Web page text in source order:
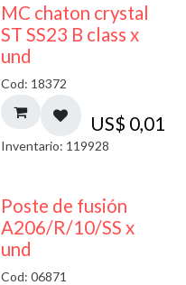
MC chaton crystal
ST SS23 B class x
und
Cod: 18372
US$ 0,01
Inventario: 119928
Poste de fusión
A206/R/10/SS x
und
Cod: 06871